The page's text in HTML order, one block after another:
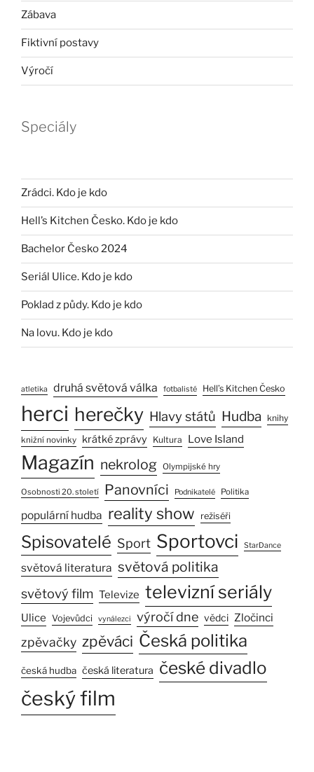
Zábava
Fiktivní postavy
Výročí
Speciály
Zrádci. Kdo je kdo
Hell’s Kitchen Česko. Kdo je kdo
Bachelor Česko 2024
Seriál Ulice. Kdo je kdo
Poklad z půdy. Kdo je kdo
Na lovu. Kdo je kdo
atletika druhá světová válka fotbalisté Hell’s Kitchen Česko
herci herečky Hlavy států Hudba knihy
knižní novinky krátké zprávy Kultura Love Island
Magazín nekrolog Olympijské hry
Osobnosti 20. století Panovníci Podnikatelé Politika
populární hudba reality show režiséři
Spisovatelé Sport Sportovci StarDance
světová literatura světová politika
světový film Televize televizní seriály
Ulice Vojevůdci vynálezci výročí dne vědci Zločinci
zpěvačky zpěváci Česká politika
česká hudba česká literatura české divadlo
český film